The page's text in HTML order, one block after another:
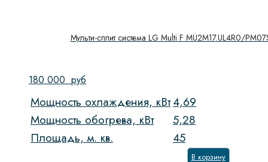
Мульти-сплит система LG Multi F MU2M17.UL4R0/
180 000 руб
Мощность охлаждения, кВт4,69
Мощность обогрева, кВт
5,28
Площадь, м. кв.
45
В корзину